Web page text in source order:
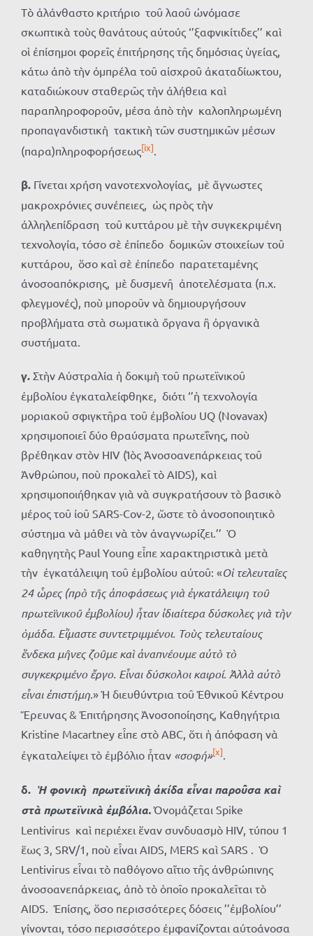
Τὸ ἀλάνθαστο κριτήριο τοῦ λαοῦ ὠνόμασε
σκωπτικὰ τοὺς θανάτους αὐτούς ‘’ξαφνικίτιδες’’ καὶ
οἱ ἐπίσημοι φορεῖς ἐπιτήρησης τῆς δημόσιας ὑγείας,
κάτω ἀπὸ τὴν ὀμπρέλα τοῦ αἰσχροῦ ἀκαταδίωκτου,
καταδιώκουν σταθερῶς τὴν ἀλήθεια καὶ
παραπληροφοροῦν, μέσα ἀπὸ τὴν καλοπληρωμένη
προπαγανδιστικὴ τακτικὴ τῶν συστημικῶν μέσων
(παρα)πληροφορήσεως[ix].
β. Γίνεται χρήση νανοτεχνολογίας, μὲ ἄγνωστες
μακροχρόνιες συνέπειες, ὡς πρὸς τὴν
ἀλληλεπίδραση τοῦ κυττάρου μὲ τὴν συγκεκριμένη
τεχνολογία, τόσο σὲ ἐπίπεδο δομικῶν στοιχείων τοῦ
κυττάρου, ὅσο καὶ σὲ ἐπίπεδο παρατεταμένης
ἀνοσοαπόκρισης, μὲ δυσμενῆ ἀποτελέσματα (π.χ.
φλεγμονές), ποὺ μποροῦν νὰ δημιουργήσουν
προβλήματα στὰ σωματικὰ ὄργανα ἢ ὀργανικὰ
συστήματα.
γ. Στὴν Αὐστραλία ἡ δοκιμὴ τοῦ πρωτεϊνικοῦ
ἐμβολίου ἐγκαταλείφθηκε, διότι ‘’ἡ τεχνολογία
μοριακοῦ σφιγκτῆρα τοῦ ἐμβολίου UQ (Novavax)
χρησιμοποιεῖ δύο θραύσματα πρωτεΐνης, ποὺ
βρέθηκαν στὸν HIV (Ἰὸς Ἀνοσοανεπάρκειας τοῦ
Ἀνθρώπου, ποὺ προκαλεῖ τὸ AIDS), καὶ
χρησιμοποιήθηκαν γιὰ νὰ συγκρατήσουν τὸ βασικὸ
μέρος τοῦ ἰοῦ SARS-Cov-2, ὥστε τὸ ἀνοσοποιητικὸ
σύστημα νὰ μάθει νὰ τὸν ἀναγνωρίζει.’’ Ὁ
καθηγητὴς Paul Young εἶπε χαρακτηριστικὰ μετὰ
τὴν ἐγκατάλειψη τοῦ ἐμβολίου αὐτοῦ: «Οἱ τελευταῖες
24 ὧρες (πρὸ τῆς ἀποφάσεως γιὰ ἐγκατάλειψη τοῦ
πρωτεϊνικοῦ ἐμβολίου) ἦταν ἰδιαίτερα δύσκολες γιὰ τὴν
ὁμάδα. Εἴμαστε συντετριμμένοι. Τοὺς τελευταίους
ἕνδεκα μῆνες ζοῦμε καὶ ἀναπνέουμε αὐτὸ τὸ
συγκεκριμένο ἔργο. Εἶναι δύσκολοι καιροί. Ἀλλὰ αὐτὸ
εἶναι ἐπιστήμη.» Ἡ διευθύντρια τοῦ Ἐθνικοῦ Κέντρου
Ἔρευνας & Ἐπιτήρησης Ἀνοσοποίησης, Καθηγήτρια
Kristine Macartney εἶπε στὸ ABC, ὅτι ἡ ἀπόφαση νὰ
ἐγκαταλείψει τὸ ἐμβόλιο ἦταν «σοφή»[x].
δ. Ἡ φονικὴ πρωτεϊνικὴ ἀκίδα εἶναι παροῦσα καὶ
στὰ πρωτεϊνικὰ ἐμβόλια.Ὀνομάζεται Spike
Lentivirus καὶ περιέχει ἕναν συνδυασμὸ HIV, τύπου 1
ἕως 3, SRV/1, ποὺ εἶναι AIDS, MERS καὶ SARS . Ὁ
Lentivirus εἶναι τὸ παθόγονο αἴτιο τῆς ἀνθρώπινης
ἀνοσοανεπάρκειας, ἀπὸ τὸ ὁποῖο προκαλεῖται τὸ
AIDS. Ἐπίσης, ὅσο περισσότερες δόσεις ’’ἐμβολίου’’
γίνονται, τόσο περισσότερο ἐμφανίζονται αὐτοάνοσα